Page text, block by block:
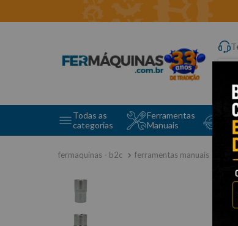
Todas as
categorias
Ferramentas
Manuais
e
ferramentas manuais